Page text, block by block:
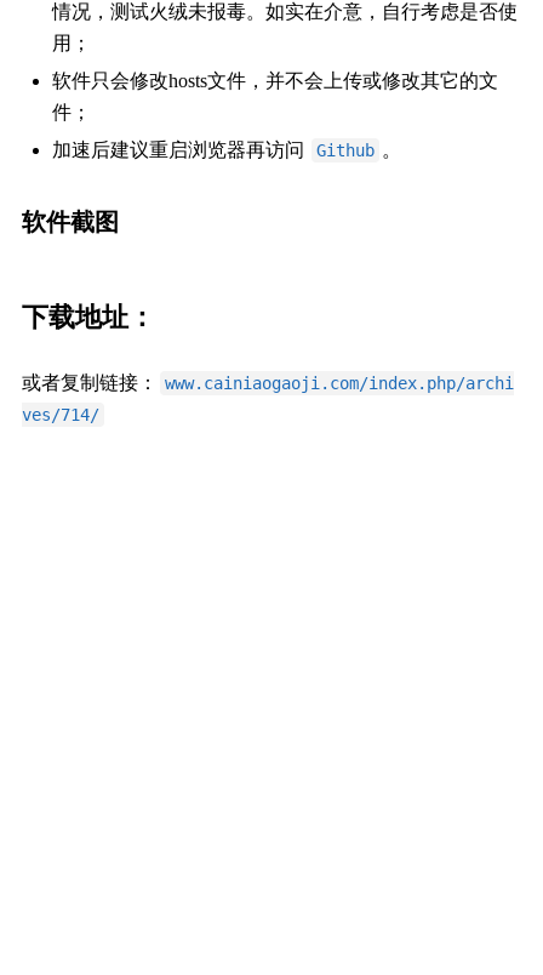
情况，测试火绒未报毒。如实在介意，自行考虑是否使
用；
软件只会修改hosts文件，并不会上传或修改其它的文
件；
加速后建议重启浏览器再访问
Github 。
软件截图
下载地址：
或者复制链接：
www.cainiaogaoji.com/index.php/archi
ves/714/